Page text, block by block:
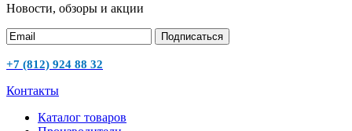
Новости, обзоры и акции
Подписаться
+7 (812) 924 88 32
Контакты
Каталог товаров